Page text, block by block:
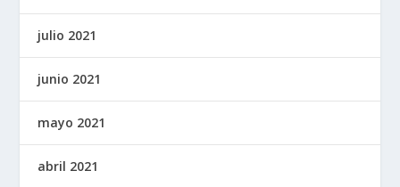
julio 2021
junio 2021
mayo 2021
abril 2021